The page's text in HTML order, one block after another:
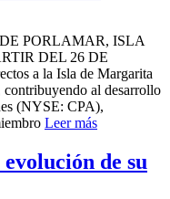
PORLAMAR, ISLA
DEL 26 DE
a la Isla de Margarita
contribuyendo al desarrollo
(NYSE: CPA),
Leer más
de su